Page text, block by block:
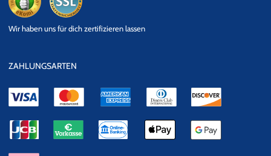
Datensicherheit
Wir haben uns für dich zertifizieren lassen
ZAHLUNGSARTEN